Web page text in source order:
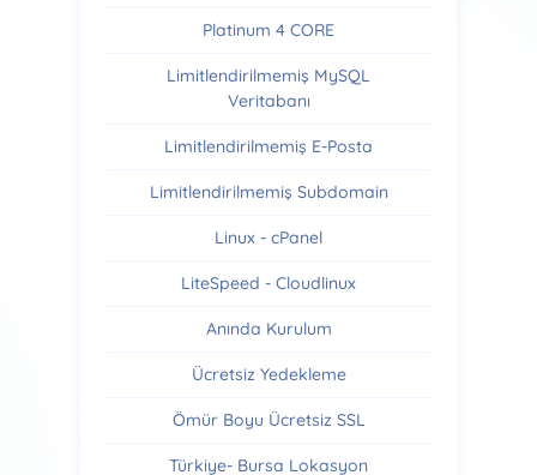
Platinum 4 CORE
Limitlendirilmemiş MySQL
Veritabanı
Limitlendirilmemiş E-Posta
Limitlendirilmemiş Subdomain
Linux - cPanel
LiteSpeed - Cloudlinux
Anında Kurulum
Ücretsiz Yedekleme
Ömür Boyu Ücretsiz SSL
Türkiye- Bursa Lokasyon